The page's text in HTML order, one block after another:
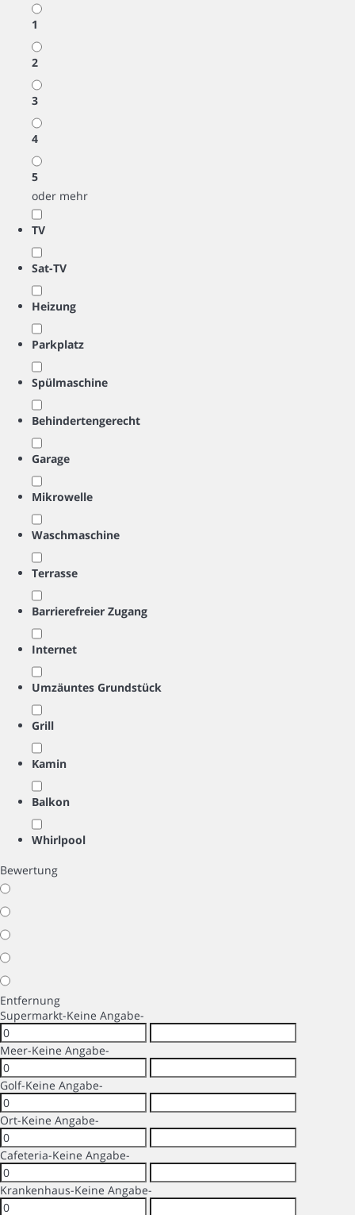
1
2
3
4
5
oder mehr
TV
Sat-TV
Heizung
Parkplatz
Spülmaschine
Behindertengerecht
Garage
Mikrowelle
Waschmaschine
Terrasse
Barrierefreier Zugang
Internet
Umzäuntes Grundstück
Grill
Kamin
Balkon
Whirlpool
Bewertung
Entfernung
Supermarkt-Keine Angabe-
Meer-Keine Angabe-
Golf-Keine Angabe-
Ort-Keine Angabe-
Cafeteria-Keine Angabe-
Krankenhaus-Keine Angabe-